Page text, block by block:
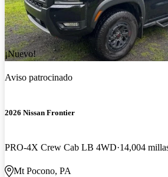
¡Nuevo!
Aviso patrocinado
2026 Nissan Frontier
PRO-4X Crew Cab LB 4WD 14,004
Mt Pocono, PA